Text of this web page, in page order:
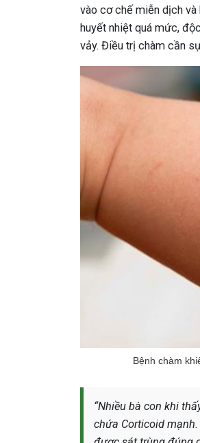
vào cơ chế miễn dịch và
huyết nhiệt quá mức,
vảy. Điều trị chàm cần
Bệnh chàm
“Nhiều bà con khi
chứa Corticoid